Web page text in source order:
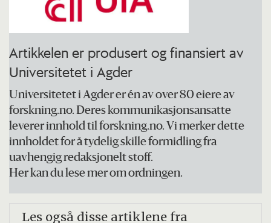
deltar også i dramaet.
dempe spenning og konflikter og slik bidra
til pasienten får ny innsikt. Psykodrama kan
også brukes for å undersøke
personligheten.
Kilde:Store norske leksikon
Artikkelen er produsert og finansiert av
Universitetet i Agder
Universitetet i Agder er én av over 80 eiere av
forskning.no. Deres kommunikasjonsansatte
leverer innhold til forskning.no. Vi merker dette
innholdet for å tydelig skille formidling fra
uavhengig redaksjonelt stoff.
Her kan du lese mer om ordningen.
Les også disse artiklene fra